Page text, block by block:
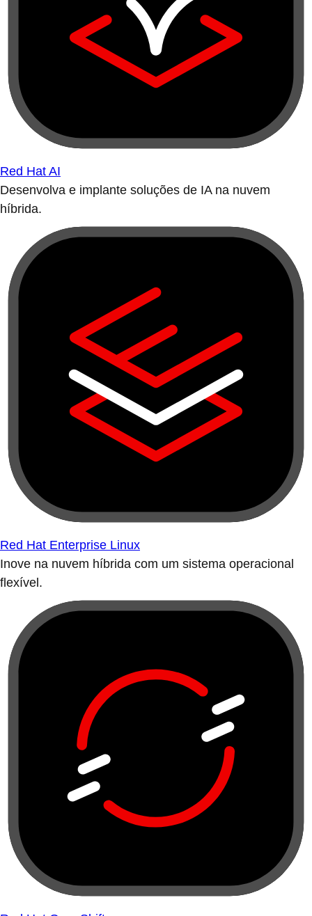
Red Hat AI
Desenvolva e implante soluções de IA na nuvem
híbrida.
Red Hat Enterprise Linux
Inove na nuvem híbrida com um sistema operacional
flexível.